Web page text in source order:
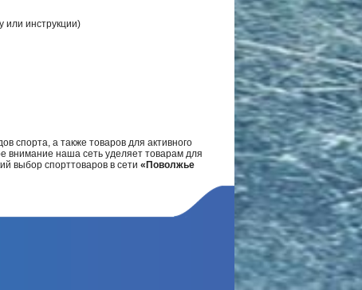
или инструкции)
спорта, а также товаров для активного
внимание наша сеть уделяет товарам для
выбор спорттоваров в сети «Поволжье